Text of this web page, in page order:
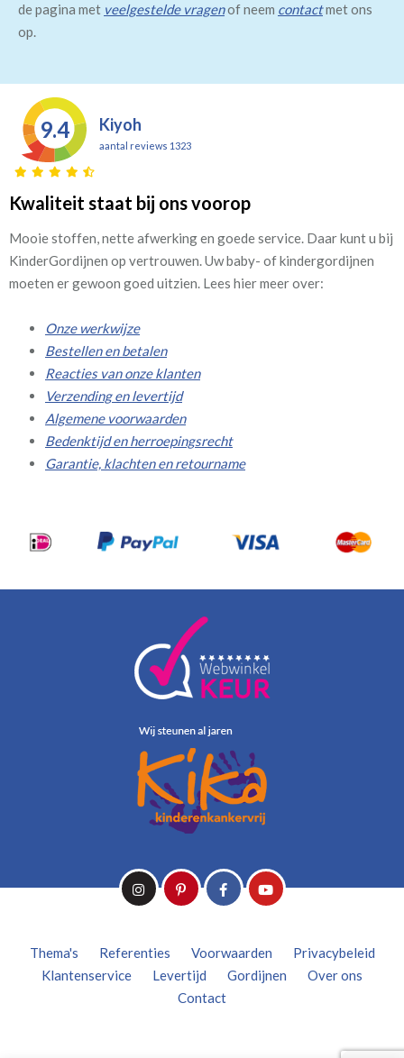
de pagina met veelgestelde vragenof neem contactmet ons
op.
9.4 Kiyoh
aantal reviews 1323
Kwaliteit staat bij ons voorop
Mooie stoffen, nette afwerking en goede service. Daar kunt u bij
KinderGordijnen op vertrouwen. Uw baby- of kindergordijnen
moeten er gewoon goed uitzien. Lees hier meer over:
Onze werkwijze
Bestellen en betalen
Reacties van onze klanten
Verzending en levertijd
Algemene voorwaarden
Bedenktijd en herroepingsrecht
Garantie, klachten en retourname
Thema's Referenties Voorwaarden
Privacybeleid
Klantenservice
Levertijd Gordijnen
Over ons
Contact